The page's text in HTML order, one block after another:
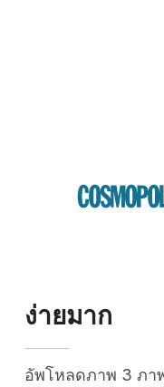
ง่ายมาก
อัพโหลดภาพ 3 ภา